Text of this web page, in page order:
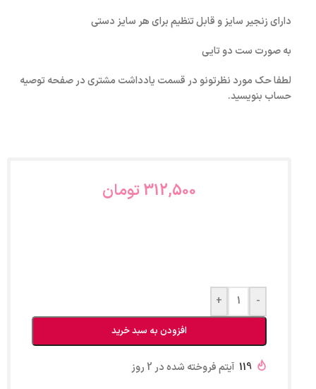
دارای زنجیر سایز و قابل تنظیم برای هر سایز دستی
به صورت ست دو تایی
لطفا حک مورد نظرتونو در قسمت یادداشت مشتری در صفحه توصیه
حساب بنویسید.
312,500تومان
-
+
افزودن به سبد خرید
119 آیتم فروخته شده در 2 روز